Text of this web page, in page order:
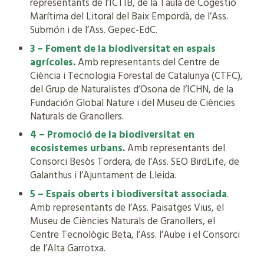
representants de l’ICTIB, de la Taula de Cogestió
Marítima del Litoral del Baix Empordà, de l’Ass.
Submón i de l’Ass. Gepec-EdC.
3 – Foment de la biodiversitat en espais
agrícoles.Amb representants del Centre de
Ciència i Tecnologia Forestal de Catalunya (CTFC),
del Grup de Naturalistes d’Osona de l’ICHN, de la
Fundación Global Nature i del Museu de Ciències
Naturals de Granollers.
4 – Promoció de la biodiversitat en
ecosistemes urbans.Amb representants del
Consorci Besòs Tordera, de l’Ass. SEO BirdLife, de
Galanthus i l’Ajuntament de Lleida.
5 – Espais oberts i biodiversitat associada.
Amb representants de l’Ass. Paisatges Vius, el
Museu de Ciències Naturals de Granollers, el
Centre Tecnològic Beta, l’Ass. l’Aube i el Consorci
de l’Alta Garrotxa.